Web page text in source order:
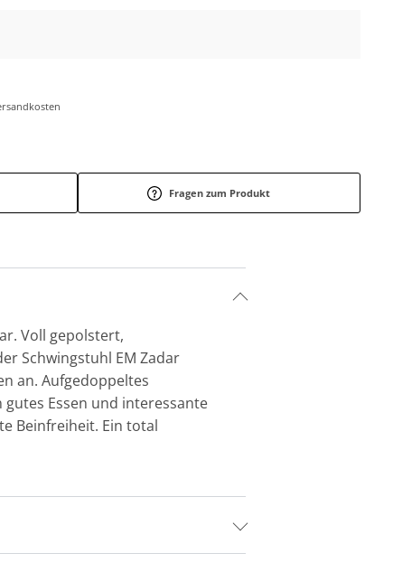
Fragen zum Produkt
Voll gepolstert,
Schwingstuhl EM Zadar
an. Aufgedoppeltes
Essen und interessante
Beinfreiheit. Ein total